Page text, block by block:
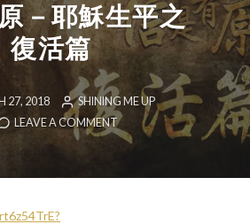
－耶穌生平之
復活篇
27, 2018
SHINING ME UP
LEAVE A COMMENT